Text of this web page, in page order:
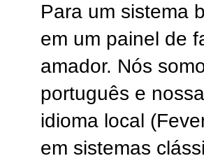
Para um sistema
em um painel de
amador. Nós
português e
idioma local
em sistemas